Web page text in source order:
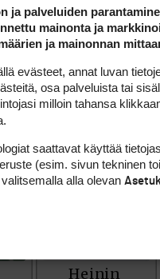
ja palveluiden
mainonta ja
ja mainonnan
evästeet, annat luvan
osa palveluista tai
milloin tahansa
saattavat käyttää
(esim. sivun tekninen
alla olevan